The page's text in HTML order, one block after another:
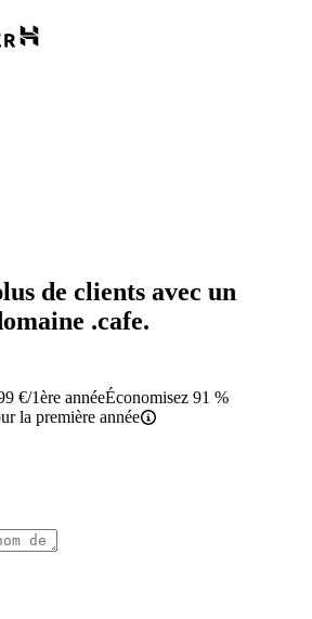
de clients avec un
.cafe.
€/1ère annéeÉconomisez 91 %
la première année